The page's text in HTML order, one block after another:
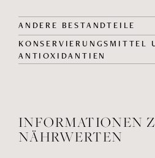
ANDERE BESTANDTEILE
KONSERVIERUNGSMITTEL
ANTIOXIDANTIEN
INFORMATIONEN
NÄHRWERTEN